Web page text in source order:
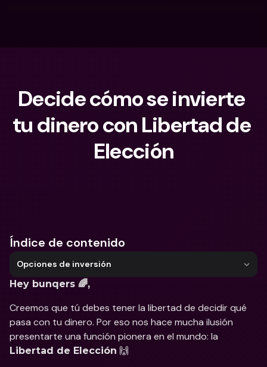
Decide cómo se invierte
tu dinero con Libertad de
Elección
Índice de contenido
Opciones de inversión
Hey bunqers 🌈,
Creemos que tú debes tener la libertad de decidir qué
pasa con tu dinero. Por eso nos hace mucha ilusión
Libertad de Elección 🙌